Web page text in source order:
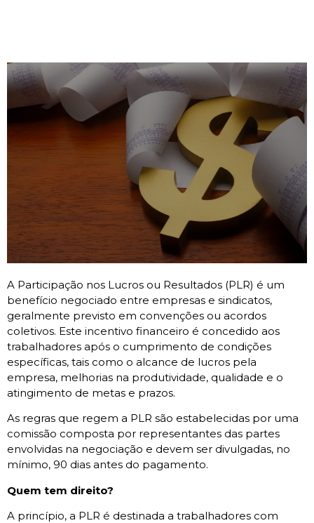
A Participação nos Lucros ou Resultados (PLR) é um
benefício negociado entre empresas e sindicatos,
geralmente previsto em convenções ou acordos
coletivos. Este incentivo financeiro é concedido aos
trabalhadores após o cumprimento de condições
específicas, tais como o alcance de lucros pela
empresa, melhorias na produtividade, qualidade e o
atingimento de metas e prazos.
As regras que regem a PLR são estabelecidas por uma
comissão composta por representantes das partes
envolvidas na negociação e devem ser divulgadas, no
mínimo, 90 dias antes do pagamento.
Quem tem direito?
A princípio, a PLR é destinada a trabalhadores com